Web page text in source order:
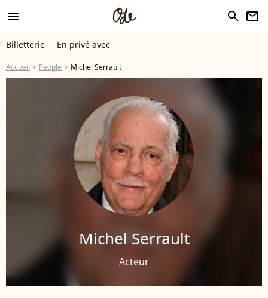
menu search newsletter
Billetterie En privé avec
Accueil People Michel Serrault
Michel Serrault
Acteur